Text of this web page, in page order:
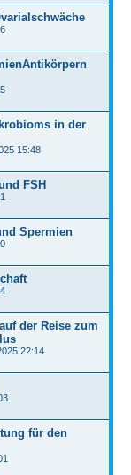
in der
15:48
FSH
Spermien
der Reise zum
22:14
für den